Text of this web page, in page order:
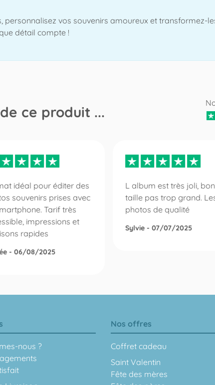
personnalisez vos souvenirs amoureux et transformez-
détail compte !
ce produit ...
idéal pour éditer des
souvenirs prises avec
Tarif très
impressions et
rapides
- 06/08/2025
L album est très joli,
taille pas trop grand.
photos de qualité
Sylvie - 07/07/2025
nous ?
Nos offres
Coffret cadeau
Saint Valentin
Fête des mères